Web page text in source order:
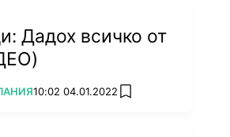
Дадох всичко от
10:02 04.01.2022 add favorites